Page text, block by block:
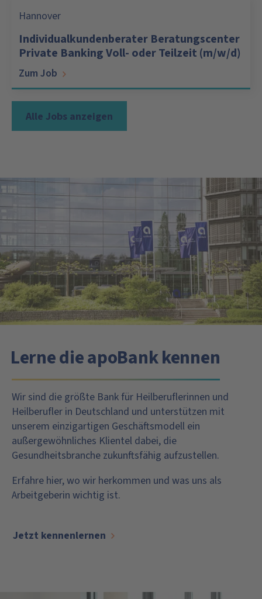
Hannover
Individualkundenberater Beratungscenter
Private Banking Voll- oder Teilzeit (m/w/d)
Zum Job
Alle Jobs anzeigen
Lerne die apoBank kennen
Wir sind die größte Bank für Heilberuflerinnen und
Heilberufler in Deutschland und unterstützen mit
unserem einzigartigen Geschäftsmodell ein
außergewöhnliches Klientel dabei, die
Gesundheitsbranche zukunftsfähig aufzustellen.
Erfahre hier, wo wir herkommen und was uns als
Arbeitgeberin wichtig ist.
Jetzt kennenlernen